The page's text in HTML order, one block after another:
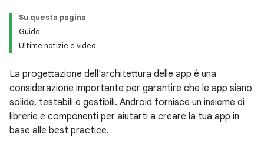
Su questa pagina
Guide
Ultime notizie e video
La progettazione dell'architettura delle app è una
considerazione importante per garantire che le app siano
solide, testabili e gestibili. Android fornisce un insieme di
librerie e componenti per aiutarti a creare la tua app in
base alle best practice.